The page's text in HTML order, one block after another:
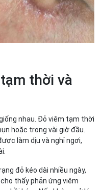
thời và
nhau. Đỏ viêm tạm thời
hoặc trong vài giờ đầu.
làm dịu và nghỉ ngơi,
đỏ kéo dài nhiều ngày,
thấy phản ứng viêm